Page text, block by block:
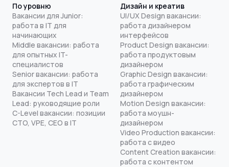
По уровню
Вакансии для Junior:
работа в IT для
начинающих
Middle вакансии: работа
для опытных IT-
специалистов
Senior вакансии: работа
для экспертов в IT
Вакансии Tech Lead и Team
Lead: руководящие роли
C-Level вакансии: позиции
CTO, VPE, CEO в IT
Дизайн и креатив
UI/UX Design вакансии:
работа дизайнером
интерфейсов
Product Design вакансии:
работа продуктовым
дизайнером
Graphic Design вакансии:
работа графическим
дизайнером
Motion Design вакансии:
работа моушн-
дизайнером
Video Production вакансии:
работа с видео
Content Creation вакансии:
работа с контентом